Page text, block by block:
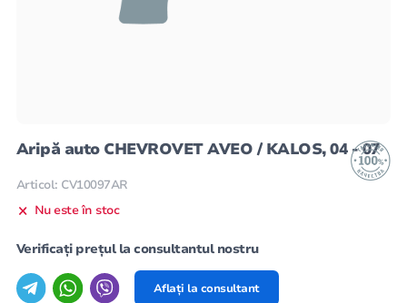
Aripă auto CHEVROVET AVEO / KALOS, 04 - 07
Articol: CV10097AR
Nu este în stoc
Verificați prețul la consultantul nostru
Aflați la consultant